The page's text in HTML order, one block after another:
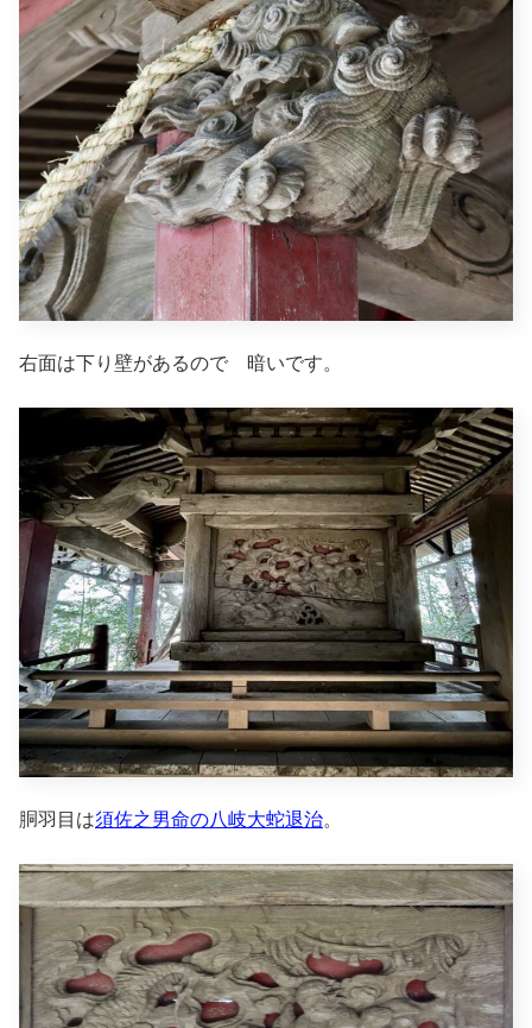
右面は下り壁があるので 暗いです。
胴羽目は須佐之男命の八岐大蛇退治。